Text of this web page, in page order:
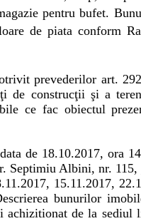
pentru bufet.
de piata conform
prevederilor art.
de construcţii şi a
ce fac obiectul
de 18.10.2017, ora
Septimiu Albini, nr.
15.11.2017,
bunurilor
achizitionat de la